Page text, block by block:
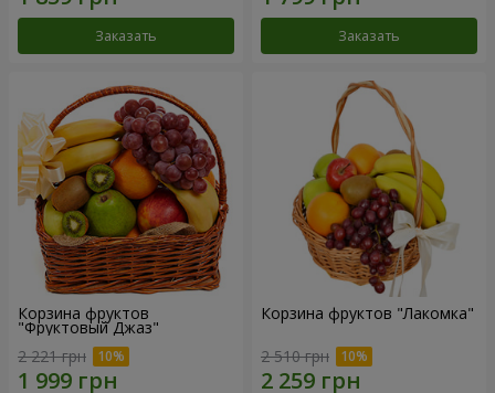
Заказать Заказать
Корзина фруктов
"Фруктовый Джаз"
2 221 грн
Корзина фруктов "Лакомка"
2 510 грн